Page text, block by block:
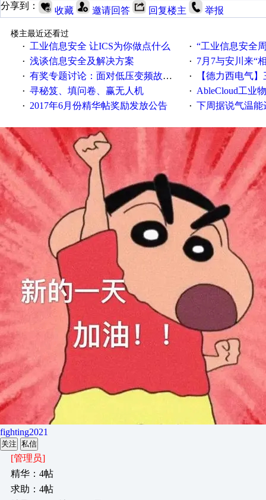
分享到：
收藏 邀请回答 回复楼主 举报
楼主最近还看过
·
工业信息安全 让ICS为你做点什么 · “工业信息安全周之我见”
· 浅谈信息安全及解决方案 · 7月7与安川来“
· 有奖专题讨论：面对低压变频故障，老手是这样解决的！ · 【德力西电气】三
· 寻秘笈、填问卷、赢无人机 · AbleCloud工业物联
· 2017年6月份精华帖奖励发放公告 · 下周据说气温能
fighting2021
关注 私信
[管理员]
精华：4帖
求助：4帖